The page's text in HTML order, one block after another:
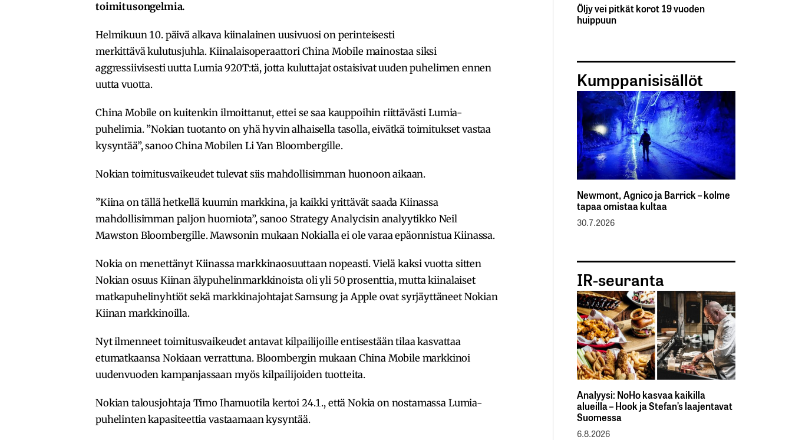
toimitusongelmia.
Helmikuun 10. päivä alkava kiinalainen uusivuosi on perinteisesti
merkittävä kulutusjuhla. Kiinalaisoperaattori China Mobile mainostaa siksi
aggressiivisesti uutta Lumia 920T:tä, jotta kuluttajat ostaisivat uuden puhelimen ennen
uutta vuotta.
China Mobile on kuitenkin ilmoittanut, ettei se saa kauppoihin riittävästi Lumia-
puhelimia. ”Nokian tuotanto on yhä hyvin alhaisella tasolla, eivätkä toimitukset vastaa
kysyntää”, sanoo China Mobilen Li Yan Bloombergille.
Nokian toimitusvaikeudet tulevat siis mahdollisimman huonoon aikaan.
”Kiina on tällä hetkellä kuumin markkina, ja kaikki yrittävät saada Kiinassa
mahdollisimman paljon huomiota”, sanoo Strategy Analycisin analyytikko Neil
Mawston Bloombergille. Mawsonin mukaan Nokialla ei ole varaa epäonnistua Kiinassa.
Nokia on menettänyt Kiinassa markkinaosuuttaan nopeasti. Vielä kaksi vuotta sitten
Nokian osuus Kiinan älypuhelinmarkkinoista oli yli 50 prosenttia, mutta kiinalaiset
matkapuhelinyhtiöt sekä markkinajohtajat Samsung ja Apple ovat syrjäyttäneet Nokian
Kiinan markkinoilla.
Nyt ilmenneet toimitusvaikeudet antavat kilpailijoille entisestään tilaa kasvattaa
etumatkaansa Nokiaan verrattuna. Bloombergin mukaan China Mobile markkinoi
uudenvuoden kampanjassaan myös kilpailijoiden tuotteita.
Nokian talousjohtaja Timo Ihamuotila kertoi 24.1., että Nokia on nostamassa Lumia-
puhelinten kapasiteettia vastaamaan kysyntää.
Öljy vei pitkät korot 19 vuoden
huippuun
Kumppanisisällöt
Newmont, Agnico ja Barrick – kolme
tapaa omistaa kultaa
30.7.2026
IR-seuranta
Analyysi: NoHo kasvaa kaikilla
alueilla – Hook ja Stefan’s laajentavat
Suomessa
6.8.2026